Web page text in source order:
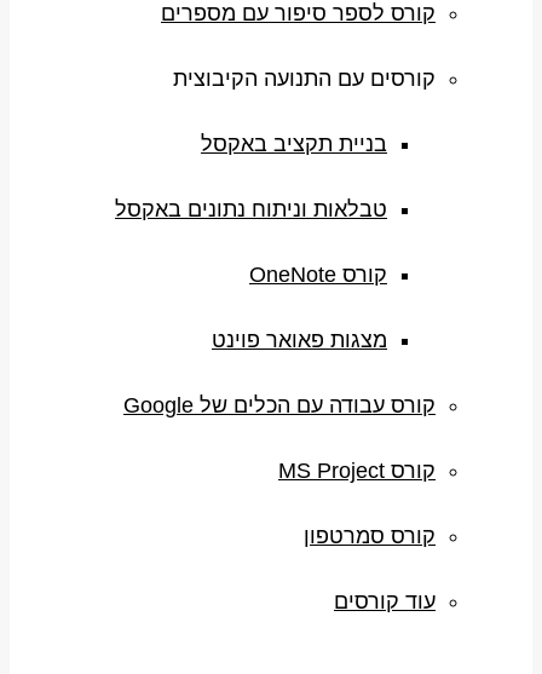
קורס לספר סיפור עם מספרים
קורסים עם התנועה הקיבוצית
בניית תקציב באקסל
טבלאות וניתוח נתונים באקסל
קורס OneNote
מצגות פאואר פוינט
קורס עבודה עם הכלים של Google
קורס MS Project
קורס סמרטפון
עוד קורסים